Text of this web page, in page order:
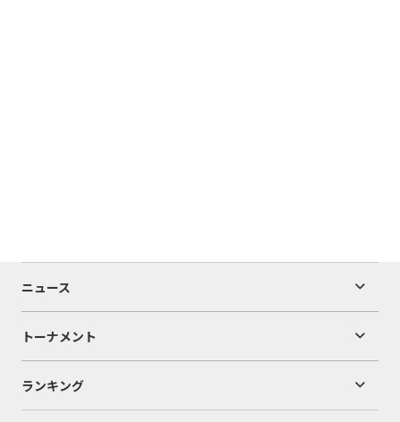
ニュース
トーナメント
ランキング